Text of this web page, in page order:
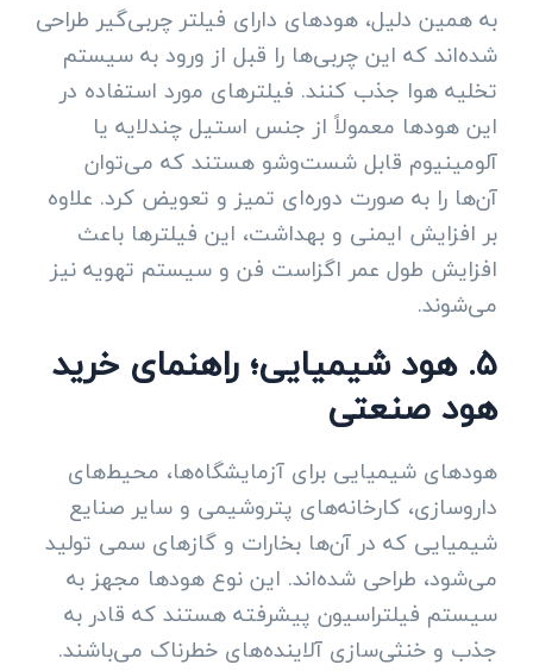
به همین دلیل، هودهای دارای فیلتر چربی‌گیر طراحی
شده‌اند که این چربی‌ها را قبل از ورود به سیستم
تخلیه هوا جذب کنند. فیلترهای مورد استفاده در
این هودها معمولاً از جنس استیل چندلایه یا
آلومینیوم قابل شست‌وشو هستند که می‌توان
آن‌ها را به صورت دوره‌ای تمیز و تعویض کرد. علاوه
بر افزایش ایمنی و بهداشت، این فیلترها باعث
افزایش طول عمر اگزاست فن و سیستم تهویه نیز
می‌شوند.
۵. هود شیمیایی؛ راهنمای خرید
هود صنعتی
هودهای شیمیایی برای آزمایشگاه‌ها، محیط‌های
داروسازی، کارخانه‌های پتروشیمی و سایر صنایع
شیمیایی که در آن‌ها بخارات و گازهای سمی تولید
می‌شود، طراحی شده‌اند. این نوع هودها مجهز به
سیستم فیلتراسیون پیشرفته هستند که قادر به
جذب و خنثی‌سازی آلاینده‌های خطرناک می‌باشند.